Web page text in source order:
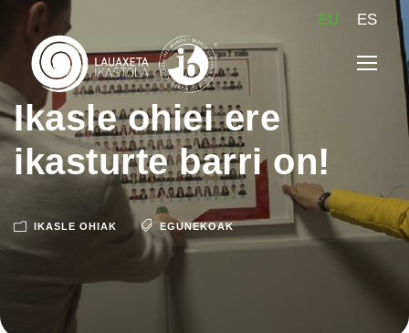
EU ES
Ikasle ohiei ere
ikasturte barri on!
IKASLE OHIAK EGUNEKOAK